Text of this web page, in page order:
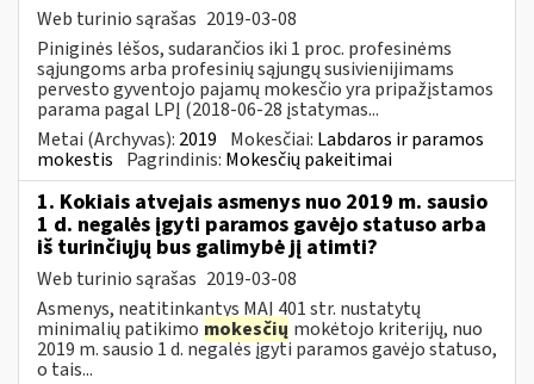
Web turinio sąrašas 2019-03-08
Piniginės lėšos, sudarančios iki 1 proc. profesinėms
sąjungoms arba profesinių sąjungų susivienijimams
pervesto gyventojo pajamų mokesčio yra pripažįstamos
parama pagal LPĮ (2018-06-28 įstatymas...
Metai (Archyvas): 2019 Mokesčiai: Labdaros ir paramos
mokestis Pagrindinis: Mokesčių pakeitimai
1. Kokiais atvejais asmenys nuo 2019 m. sausio
1 d. negalės įgyti paramos gavėjo statuso arba
iš turinčiųjų bus galimybė jį atimti?
Web turinio sąrašas 2019-03-08
Asmenys, neatitinkantys MAĮ 401 str. nustatytų
minimalių patikimo mokesčių mokėtojo kriterijų, nuo
2019 m. sausio 1 d. negalės įgyti paramos gavėjo statuso,
o tais...